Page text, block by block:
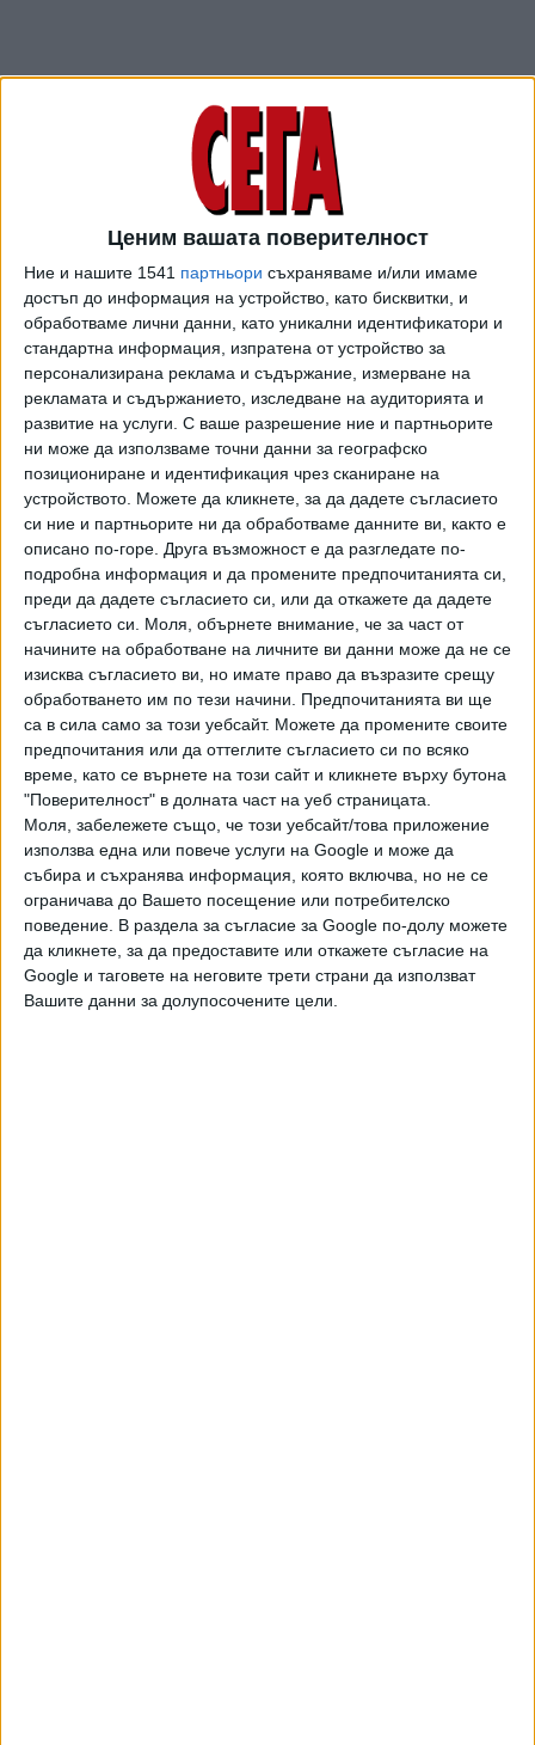
Ценим вашата поверителност
Ние и нашите 1541 партньори съхраняваме и/или имаме
достъп до информация на устройство, като бисквитки, и
обработваме лични данни, като уникални идентификатори и
стандартна информация, изпратена от устройство за
персонализирана реклама и съдържание, измерване на
рекламата и съдържанието, изследване на аудиторията и
развитие на услуги. С ваше разрешение ние и партньорите
ни може да използваме точни данни за географско
позициониране и идентификация чрез сканиране на
устройството. Можете да кликнете, за да дадете съгласието
си ние и партньорите ни да обработваме данните ви, както е
описано по-горе. Друга възможност е да разгледате по-
подробна информация и да промените предпочитанията си,
преди да дадете съгласието си, или да откажете да дадете
съгласието си.
Моля, обърнете внимание, че за част от
начините на обработване на личните ви данни може да не се
изисква съгласието ви, но имате право да възразите срещу
обработването им по тези начини. Предпочитанията ви ще
са в сила само за този уебсайт. Можете да промените своите
предпочитания или да оттеглите съгласието си по всяко
време, като се върнете на този сайт и кликнете върху бутона
"Поверителност" в долната част на уеб страницата.
Моля, забележете също, че този уебсайт/това приложение
използва една или повече услуги на Google и може да
събира и съхранява информация, която включва, но не се
ограничава до Вашето посещение или потребителско
поведение. В раздела за съгласие за Google по-долу можете
да кликнете, за да предоставите или откажете съгласие на
Google и таговете на неговите трети страни да използват
Вашите данни за долупосочените цели.
Превзети са градове и селища в северната част на
провинция Хама, където "Хайят Тахрир аш Шам" имаха
присъствие и по-рано, преди да бъдат изтласкани от
правителствените сили през 2016 г. В събота вечер те
заявиха, че са влезли в град Хама.
Бързата и изненадваща офанзива на бунтовниците е
сериозен удар върху сирийския президент Башар Асад и
повдига въпроси за подготвеността на въоръжените му
сили, особено в момент, в който съюзниците му са заети
със свои собствени конфликти.
Турция, основният заподозрян, че подпомага "Хайят
Тахрир аш Шам", заяви, че всичко започнало
заради правителствените атаки срещу контролираните
от опозицията зони. Според Турция, дипломатическите
усилия не са успели да спрат правителствените атаки
през последните дни в нарушение на споразумението за
деескалация, постигнато с посредничеството на Русия,
Иран и Анкара. Според турски източници, от "Хайят
Тахрир аш Шам" било планирано ограничено настъпление
с цел спиране на правителствените удари, но офанзивата
се е разширила заради отстъплението на войските на
правителството от техните позиции.
Сирийската армия твърди, че се прегрупира и
готви контранастъпление.
През нощта се появиха слухове за напрежение в Дамаск,
но такова не е потвърдено.